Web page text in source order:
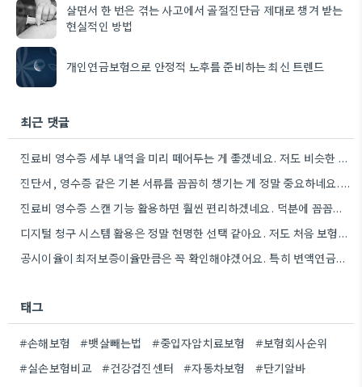
살면서 한 번은 겪는 사고에서 골절진단금 제대로 챙겨 받는
현실적인 방법
개인연금보험으로 안정적 노후를 준비하는 최신 트렌드
최근 댓글
진료비 영수증 세부 내역을 미리 떼어두는 게 좋겠네요. 저도 비슷한 경험 때문에 시간 낭비했었거든요.
진단서, 영수증 같은 기본 서류를 꼼꼼히 챙기는 게 정말 중요하네요. 제가 청구할 때도 깜빡하고 다시…
진료비 영수증 스캔 기능 활용하면 훨씬 편리하겠네요. 덕분에 꼼꼼하게 준비할 때도 많아지는데, 앱을 활용하면 시간을…
디지털 청구 시스템 활용은 정말 현명한 선택 같아요. 저도 처음 보험금을 청구할 때 서류 준비…
공시이율이 최저보증이율만큼은 꼭 확인해야겠어요. 특히 변액연금이라면 더 신경 써야 할 것 같네요.
태그
#손해보험 #뱃살빼는법 #중입자암치료보험
#보험회사순위
#실손보험비교
#건강검진센터 #자동차보험
#단기알바